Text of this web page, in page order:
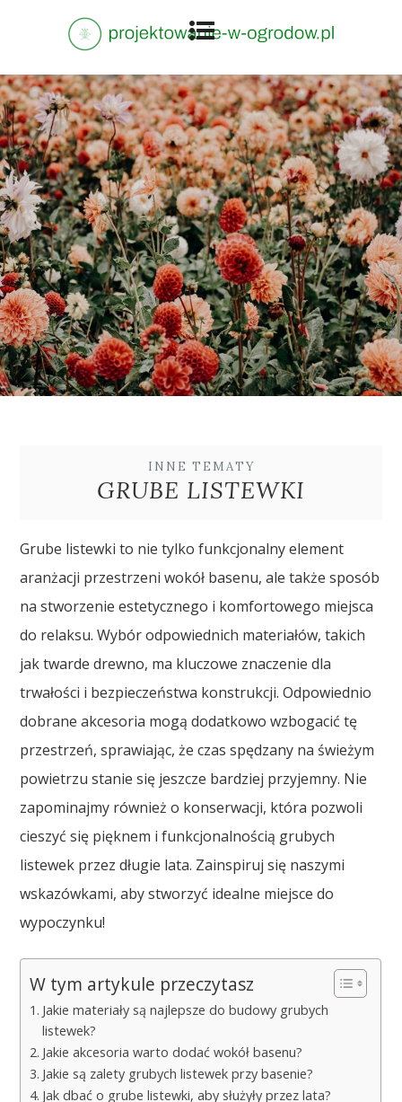
INNE TEMATY
GRUBE LISTEWKI
Grube listewki to nie tylko funkcjonalny element
aranżacji przestrzeni wokół basenu, ale także sposób
na stworzenie estetycznego i komfortowego miejsca
do relaksu. Wybór odpowiednich materiałów, takich
jak twarde drewno, ma kluczowe znaczenie dla
trwałości i bezpieczeństwa konstrukcji. Odpowiednio
dobrane akcesoria mogą dodatkowo wzbogacić tę
przestrzeń, sprawiając, że czas spędzany na świeżym
powietrzu stanie się jeszcze bardziej przyjemny. Nie
zapominajmy również o konserwacji, która pozwoli
cieszyć się pięknem i funkcjonalnością grubych
listewek przez długie lata. Zainspiruj się naszymi
wskazówkami, aby stworzyć idealne miejsce do
wypoczynku!
W tym artykule przeczytasz
Jakie materiały są najlepsze do budowy grubych
listewek?
Jakie akcesoria warto dodać wokół basenu?
Jakie są zalety grubych listewek przy basenie?
Jak dbać o grube listewki, aby służyły przez lata?